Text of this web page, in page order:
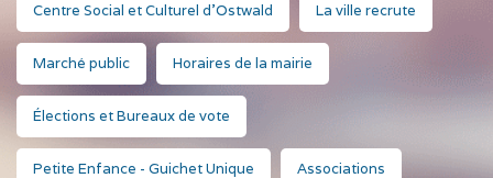
Centre Social et Culturel d'Ostwald La ville recrute
Marché public Horaires de la mairie
Élections et Bureaux de vote
Petite Enfance - Guichet Unique Associations